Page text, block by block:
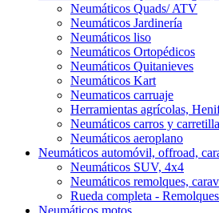
Neumáticos Quads/ ATV
Neumáticos Jardinería
Neumáticos liso
Neumáticos Ortopédicos
Neumáticos Quitanieves
Neumáticos Kart
Neumaticos carruaje
Herramientas agrícolas,
Neumáticos carros y
Neumáticos aeroplano
Neumáticos automóvil, offroad,
Neumáticos SUV, 4x4
Neumáticos remolques,
Rueda completa -
Neumáticos motos